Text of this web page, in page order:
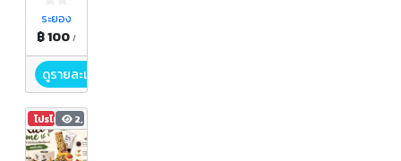
ระยอง
฿ 100 /
ดูรายละเอียด
โปรโมชัน2,038